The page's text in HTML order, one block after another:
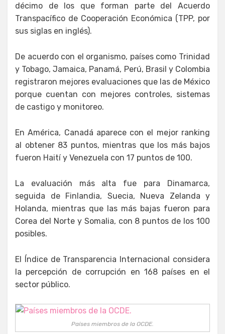
décimo de los que forman parte del Acuerdo
Transpacífico de Cooperación Económica (TPP, por
sus siglas en inglés).
De acuerdo con el organismo, países como Trinidad
y Tobago, Jamaica, Panamá, Perú, Brasil y Colombia
registraron mejores evaluaciones que las de México
porque cuentan con mejores controles, sistemas
de castigo y monitoreo.
En América, Canadá aparece con el mejor ranking
al obtener 83 puntos, mientras que los más bajos
fueron Haití y Venezuela con 17 puntos de 100.
La evaluación más alta fue para Dinamarca,
seguida de Finlandia, Suecia, Nueva Zelanda y
Holanda, mientras que las más bajas fueron para
Corea del Norte y Somalia, con 8 puntos de los 100
posibles.
El Índice de Transparencia Internacional considera
la percepción de corrupción en 168 países en el
sector público.
Países miembros de la OCDE.